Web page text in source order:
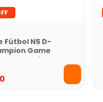
Fútbol N5 D-
Game
con Caja